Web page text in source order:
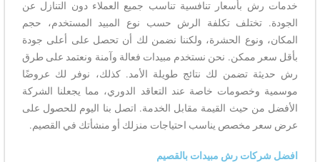
خدمات رش بأسعار تنافسية تناسب جميع العملاء دون التنازل عن
الجودة. تختلف تكلفة الرش حسب نوع المبيد المستخدم، حجم
المكان، ونوع الحشرة، ولكننا نضمن لك أن تحصل على أعلى جودة
بأقل سعر ممكن. نحن نستخدم مبيدات فعالة وآمنة ونعتمد على طرق
رش حديثة تضمن لك نتائج طويلة الأمد. كذلك، نوفر لك عروضًا
موسمية وخصومات خاصة عند التعاقد الدوري، مما يجعلنا الشركة
الأفضل من حيث القيمة مقابل الخدمة. اتصل بنا اليوم للحصول على
عرض سعر مخصص يناسب احتياجات منزلك أو منشأتك في القصيم.
افضل شركات رش مبيدات بالقصيم